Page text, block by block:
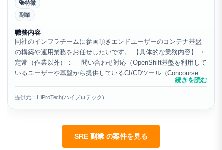
特徴
副業
職務内容
同社のインフラチームに参画頂きエンドユーザーのコンテナ基盤
の構築や運用業務をお任せしたいです。 【具体的な業務内容】 ・
定常（作業以外）： 問い合わせ対応（OpenShift基盤を利用して
いるユーザーや基盤から提供しているCI/CDツール（Concourseや
続きを読む
提供元：HiProTech(ハイプロテック)
SRE 副業 の案件を見る